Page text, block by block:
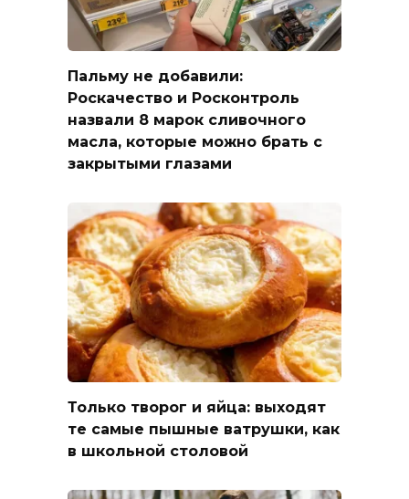
Пальму не добавили:
Роскачество и Росконтроль
назвали 8 марок сливочного
масла, которые можно брать с
закрытыми глазами
Только творог и яйца: выходят
те самые пышные ватрушки, как
в школьной столовой